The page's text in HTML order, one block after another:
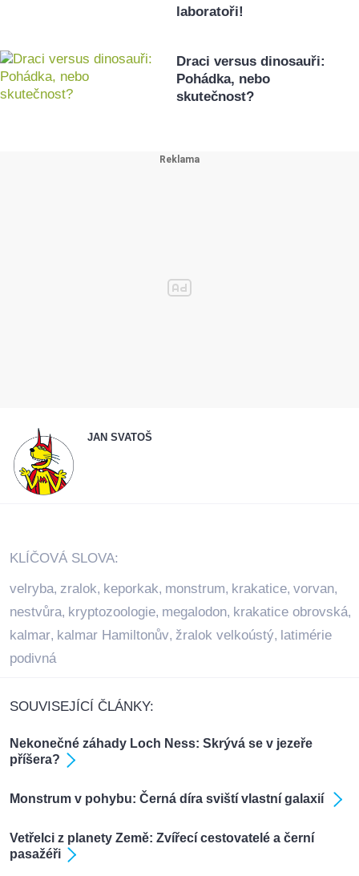
laboratoři!
Draci versus dinosauři:
Pohádka, nebo
skutečnost?
JAN SVATOŠ
KLÍČOVÁ SLOVA:
velryba, zralok, keporkak, monstrum, krakatice, vorvan,
nestvůra, kryptozoologie, megalodon, krakatice obrovská,
kalmar, kalmar Hamiltonův, žralok velkoústý, latimérie
podivná
SOUVISEJÍCÍ ČLÁNKY:
Nekonečné záhady Loch Ness: Skrývá se v jezeře
příšera?
Monstrum v pohybu: Černá díra sviští vlastní galaxií
Vetřelci z planety Země: Zvířecí cestovatelé a černí
pasažéři